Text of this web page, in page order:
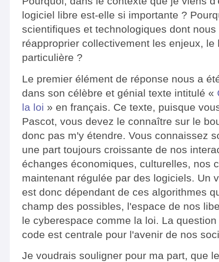
logiciel libre est-elle si importante ?
scientifiques et technologiques dont
réapproprier collectivement les enjeux,
particulière ?
Le premier élément de réponse nous a
dans son célèbre et génial texte intitulé «
la loi » en français. Ce texte, puisque
Pascot, vous devez le connaître sur le
donc pas m'y étendre. Vous connaissez
une part toujours croissante de nos
échanges économiques, culturelles, nos
maintenant régulée par des logiciels. Un
est donc dépendant de ces algorithmes
champ des possibles, l'espace de nos
le cyberespace comme la loi. La
code est centrale pour l'avenir de nos
Je voudrais souligner pour ma part, que